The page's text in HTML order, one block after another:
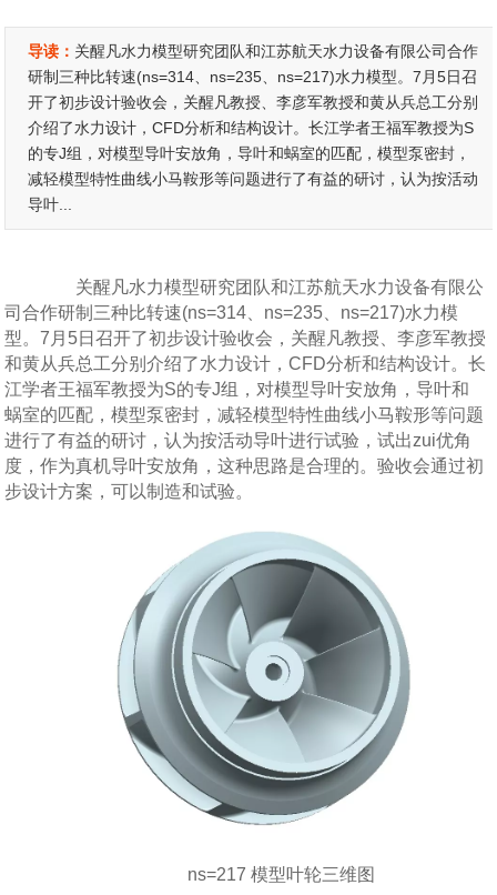
导读： 关醒凡水力模型研究团队和江苏航天水力设备有限公司合作
研制三种比转速(ns=314、ns=235、ns=217)水力模型。7月5日召
开了初步设计验收会，关醒凡教授、李彦军教授和黄从兵总工分别
介绍了水力设计，CFD分析和结构设计。长江学者王福军教授为S
的专J组，对模型导叶安放角，导叶和蜗室的匹配，模型泵密封，
减轻模型特性曲线小马鞍形等问题进行了有益的研讨，认为按活动
导叶...
关醒凡水力模型研究团队和江苏航天水力设备有限公
司合作研制三种比转速(ns=314、ns=235、ns=217)水力模
型。7月5日召开了初步设计验收会，关醒凡教授、李彦军教授
和黄从兵总工分别介绍了水力设计，CFD分析和结构设计。长
江学者王福军教授为S的专J组，对模型导叶安放角，导叶和
蜗室的匹配，模型泵密封，减轻模型特性曲线小马鞍形等问题
进行了有益的研讨，认为按活动导叶进行试验，试出zui优角
度，作为真机导叶安放角，这种思路是合理的。验收会通过初
步设计方案，可以制造和试验。
ns=217 模型叶轮三维图